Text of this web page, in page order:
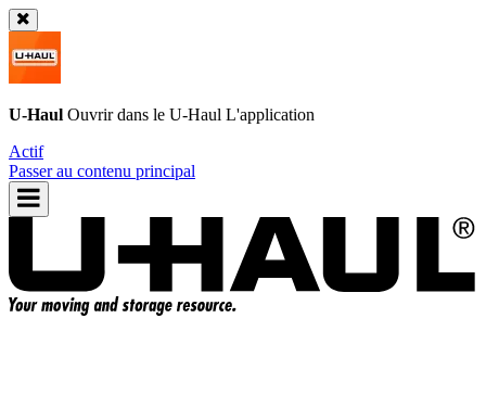
U-Haul Ouvrir dans le U-Haul L'application
Actif
Passer au contenu principal